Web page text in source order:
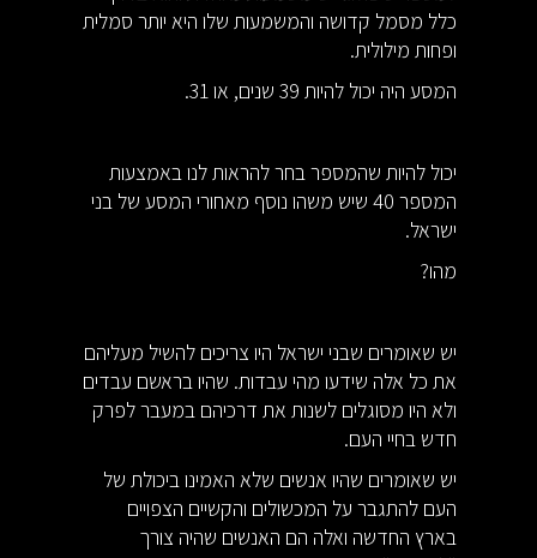
כלל מסמל קדושה והמשמעות שלו היא יותר סמלית
ופחות מילולית.
המסע היה יכול להיות 39 שנים, או 31.
יכול להיות שהמספר בחר להראות לנו באמצעות
המספר 40 שיש משהו נוסף מאחורי המסע של בני
ישראל.
מהו?
יש שאומרים שבני ישראל היו צריכים להשיל מעליהם
את כל אלה שידעו מהי עבדות. שהיו בראשם עבדים
ולא היו מסוגלים לשנות את דרכיהם במעבר לפרק
חדש בחיי העם.
יש שאומרים שהיו אנשים שלא האמינו ביכולת של
העם להתגבר על המכשולים והקשיים הצפויים
בארץ החדשה ואלה הם האנשים שהיה צורך